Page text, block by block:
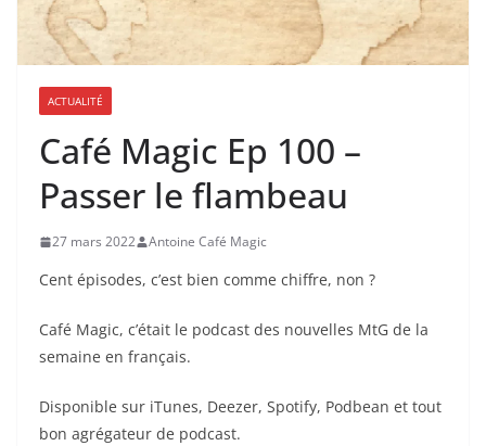
ACTUALITÉ
Café Magic Ep 100 –
Passer le flambeau
27 mars 2022 Antoine Café Magic
Cent épisodes, c’est bien comme chiffre, non ?
Café Magic, c’était le podcast des nouvelles MtG de la
semaine en français.
Disponible sur iTunes, Deezer, Spotify, Podbean et tout
bon agrégateur de podcast.